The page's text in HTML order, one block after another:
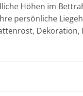
Höhen im
persönliche
Dekoration,